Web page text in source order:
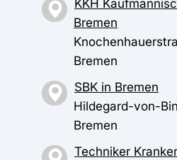
KKH
Bremen
Bremen
SBK in Bremen
Hildegard-von-
Bremen
Techniker